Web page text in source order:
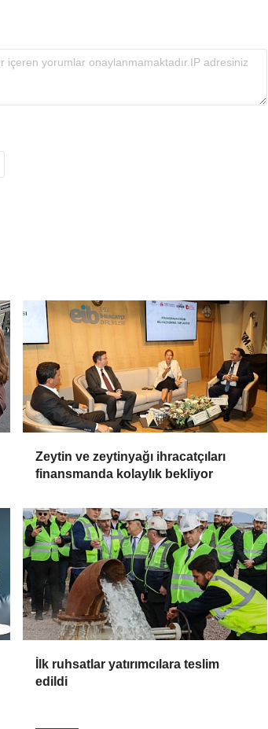
Zeytin ve zeytinyağı ihracatçıları
finansmanda kolaylık bekliyor
İlk ruhsatlar yatırımcılara teslim
edildi